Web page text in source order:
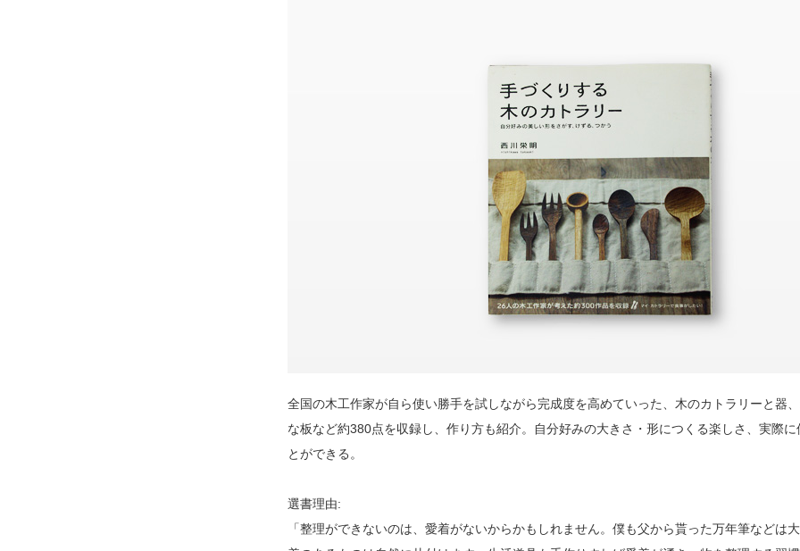
全国の木工作家が自ら使い勝手を試しながら完成度を高めていった、木のカトラリーと器
な板など約380点を収録し、作り方も紹介。自分好みの大きさ・形につくる楽しさ、実際に
とができる。
選書理由:
「整理ができないのは、愛着がないからかもしれません。僕も父から貰った万年筆などは